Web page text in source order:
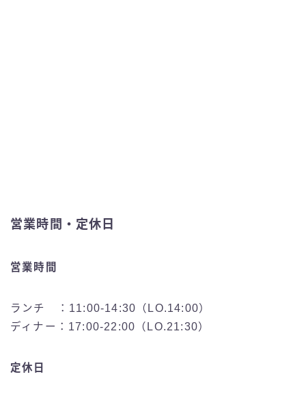
営業時間・定休日
営業時間
ランチ ：11:00-14:30（LO.14:00）
ディナー：17:00-22:00（LO.21:30）
定休日